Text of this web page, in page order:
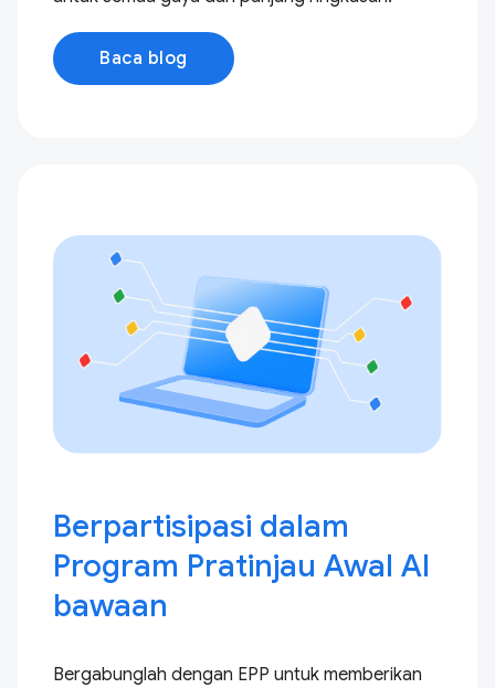
Baca blog
Berpartisipasi dalam
Program Pratinjau Awal AI
bawaan
Bergabunglah dengan EPP untuk memberikan